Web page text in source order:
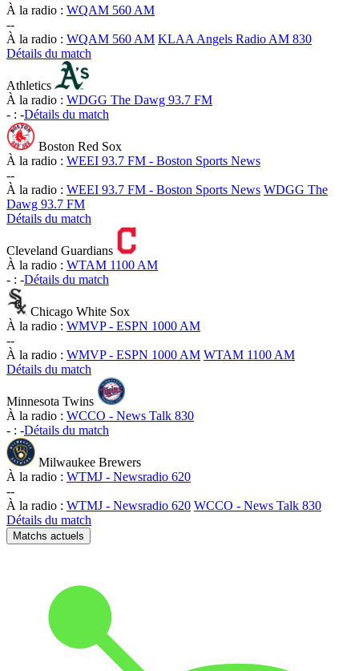
À la radio : WQAM 560 AM
--
À la radio : WQAM 560 AM KLAA Angels Radio AM 830
Détails du match
Athletics
À la radio : WDGG The Dawg 93.7 FM
- : -Détails du match
Boston Red Sox
À la radio : WEEI 93.7 FM - Boston Sports News
--
À la radio : WEEI 93.7 FM - Boston Sports News WDGG The
Dawg 93.7 FM
Détails du match
Cleveland Guardians
À la radio : WTAM 1100 AM
- : -Détails du match
Chicago White Sox
À la radio : WMVP - ESPN 1000 AM
--
À la radio : WMVP - ESPN 1000 AM WTAM 1100 AM
Détails du match
Minnesota Twins
À la radio : WCCO - News Talk 830
- : -Détails du match
Milwaukee Brewers
À la radio : WTMJ - Newsradio 620
--
À la radio : WTMJ - Newsradio 620 WCCO - News Talk 830
Détails du match
Matchs actuels